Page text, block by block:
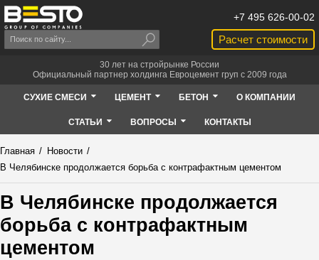
Расчет стоимости
+7 495 626-00-02
30 лет на стройрынке России
Официальный партнер холдинга Евроцемент груп с 2009 года
СУХИЕ СМЕСИ ЦЕМЕНТ БЕТОН О КОМПАНИИ
СТАТЬИ ВОПРОСЫ КОНТАКТЫ
Главная / Новости /
В Челябинске продолжается борьба с контрафактным цементом
В Челябинске продолжается
борьба с контрафактным
цементом